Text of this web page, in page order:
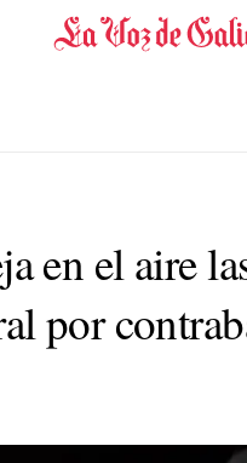
en el aire
por